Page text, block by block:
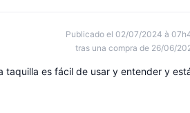
Publicado el 02/07/2024 à
tras una compra de 26/06/
taquilla es fácil de usar y entender y